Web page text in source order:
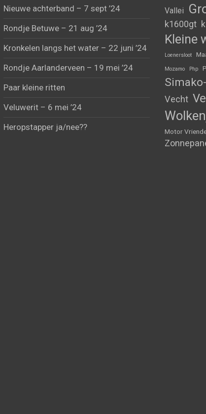
Nieuwe achterband – 7 sept ’24
Rondje Betuwe – 21 aug ’24
Kronkelen langs het water – 22 juni ’24
Rondje Aarlanderveen – 19 mei ’24
Paar kleine ritten
Veluwerit – 6 mei ’24
Heropstapper ja/nee??
Vallei
k1600gt
Kleine
Loenersloot
Mozamo Php
Vecht
Motor